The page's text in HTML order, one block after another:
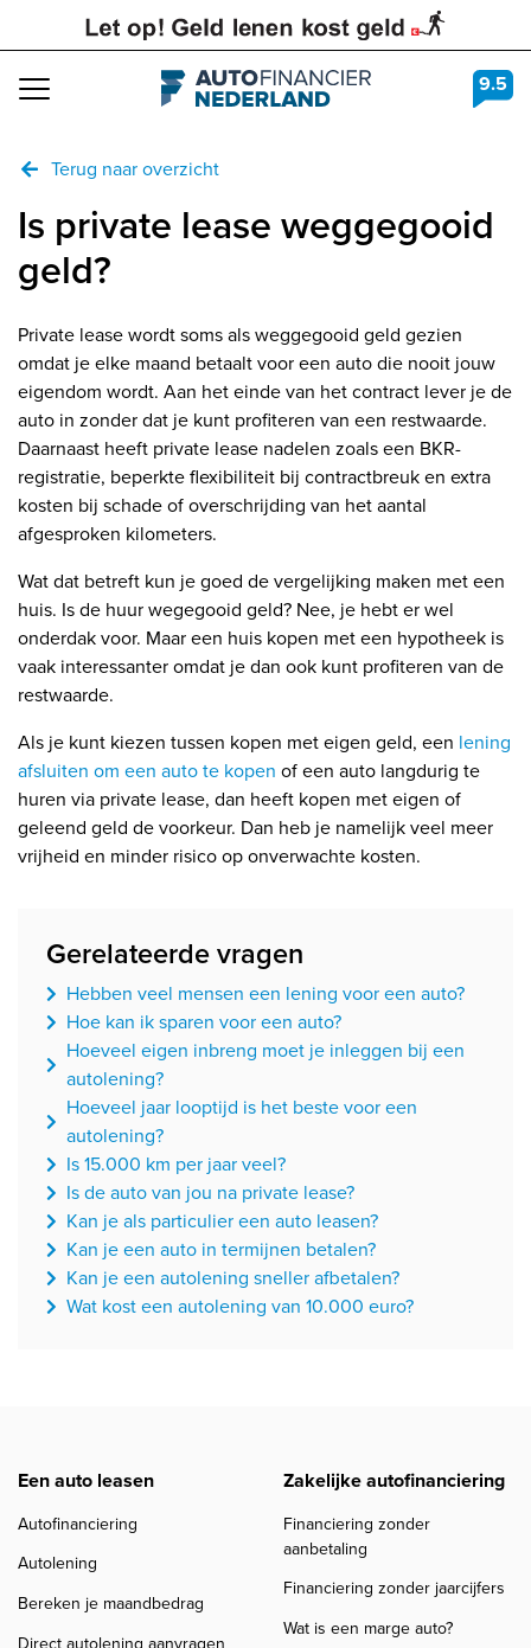
Navigation 9.5
Terug naar overzicht
Is private lease weggegooid
geld?
Private lease wordt soms als weggegooid geld gezien
omdat je elke maand betaalt voor een auto die nooit jouw
eigendom wordt. Aan het einde van het contract lever je de
auto in zonder dat je kunt profiteren van een restwaarde.
Daarnaast heeft private lease nadelen zoals een BKR-
registratie, beperkte flexibiliteit bij contractbreuk en extra
kosten bij schade of overschrijding van het aantal
afgesproken kilometers.
Wat dat betreft kun je goed de vergelijking maken met een
huis. Is de huur wegegooid geld? Nee, je hebt er wel
onderdak voor. Maar een huis kopen met een hypotheek is
vaak interessanter omdat je dan ook kunt profiteren van de
restwaarde.
Als je kunt kiezen tussen kopen met eigen geld, een lening
afsluiten om een auto te kopen of een auto langdurig te
huren via private lease, dan heeft kopen met eigen of
geleend geld de voorkeur. Dan heb je namelijk veel meer
vrijheid en minder risico op onverwachte kosten.
Gerelateerde vragen
Hebben veel mensen een lening voor een auto?
Hoe kan ik sparen voor een auto?
Hoeveel eigen inbreng moet je inleggen bij een
autolening?
Hoeveel jaar looptijd is het beste voor een
autolening?
Is 15.000 km per jaar veel?
Is de auto van jou na private lease?
Kan je als particulier een auto leasen?
Kan je een auto in termijnen betalen?
Kan je een autolening sneller afbetalen?
Wat kost een autolening van 10.000 euro?
Een auto leasen
Autofinanciering
Autolening
Bereken je maandbedrag
Zakelijke autofinanciering
Financiering zonder
aanbetaling
Financiering zonder jaarcijfers
Wat is een marge auto?